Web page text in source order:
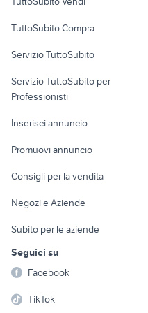
Informatica
Console e
Fotografia
Telefonia
TuttoSubito Compra
Servizio TuttoSubito
Servizio TuttoSubito per
Professionisti
Inserisci annuncio
Promuovi annuncio
Consigli per la vendita
Negozi e Aziende
Subito per le aziende
Seguici su
Facebook
TikTok